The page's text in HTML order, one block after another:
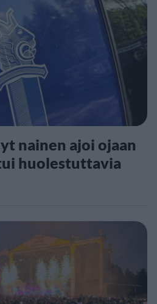
nainen ajoi ojaan
huolestuttavia